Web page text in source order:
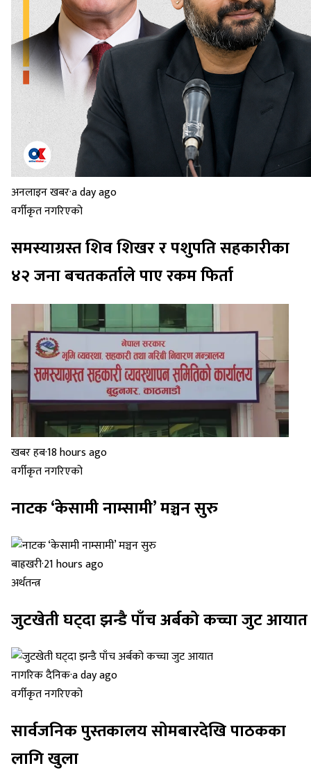
अनलाइन खबर·a day ago
वर्गीकृत नगरिएको
समस्याग्रस्त शिव शिखर र पशुपति सहकारीका
४२ जना बचतकर्ताले पाए रकम फिर्ता
खबर हब·18 hours ago
वर्गीकृत नगरिएको
नाटक ‘केसामी नाम्सामी’ मञ्चन सुरु
बाह्रखरी·21 hours ago
अर्थतन्त्र
जुटखेती घट्दा झन्डै पाँच अर्बको कच्चा जुट आयात
नागरिक दैनिक·a day ago
वर्गीकृत नगरिएको
सार्वजनिक पुस्तकालय सोमबारदेखि पाठकका
लागि खुला